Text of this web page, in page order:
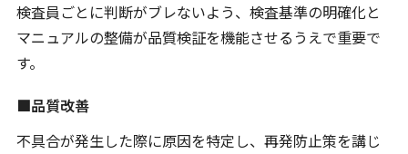
検査員ごとに判断がブレないよう、検査基準の明確化と
マニュアルの整備が品質検証を機能させるうえで重要で
す。
■品質改善
不具合が発生した際に原因を特定し、再発防止策を講じ